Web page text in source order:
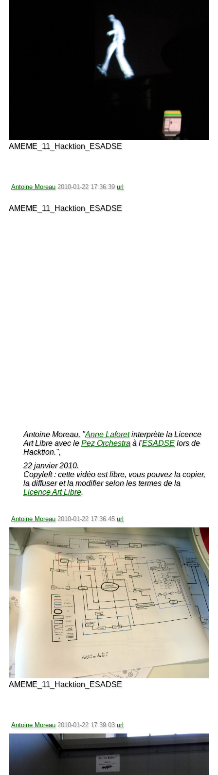
AMEME_11_Hacktion_ESADSE
Antoine Moreau 2010-01-22 17:36:39 url
AMEME_11_Hacktion_ESADSE
Antoine Moreau, "Anne Laforetinterprète la Licence
Art Libre avec lePez Orchestraà l'ESADSE lors de
Hacktion.",
22 janvier 2010.
Copyleft : cette vidéo est libre, vous pouvez la copier,
la diffuser et la modifier selon les termes de la
Licence Art Libre.
Antoine Moreau 2010-01-22 17:36:45 url
AMEME_11_Hacktion_ESADSE
Antoine Moreau 2010-01-22 17:39:03 url